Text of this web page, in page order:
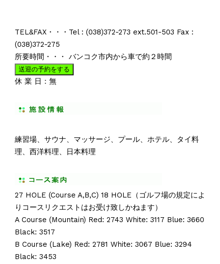
TEL&FAX・・・Tel : (038)372-273 ext.501-503 Fax :
(038)372-275
所要時間・・・ バンコク市内から車で約２時間
送迎の予約をする
休 業 日：無
練習場、サウナ、マッサージ、プール、ホテル、タイ料
理、西洋料理、日本料理
27 HOLE (Course A,B,C) 18 HOLE（ゴルフ場の規定によ
りコースリクエストはお受け致しかねます）
A Course (Mountain) Red: 2743 White: 3117 Blue: 3660
Black: 3517
B Course (Lake) Red: 2781 White: 3067 Blue: 3294
Black: 3453